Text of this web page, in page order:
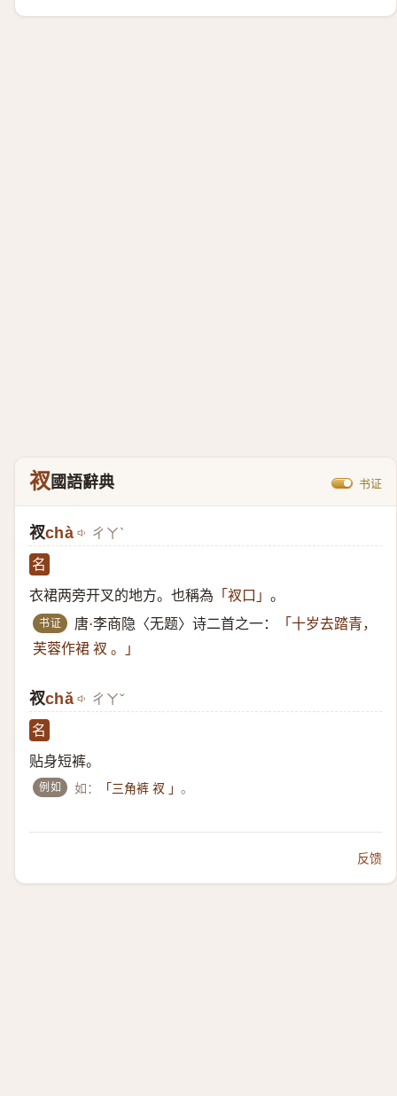
衩國語辭典 书证
衩chà ㄔㄚˋ
名
衣裙两旁开叉的地方。也稱為 「衩口」 。
书证 唐·李商隐〈无题〉诗二首之一：
「十岁去踏青，
芙蓉作裙 衩 。」
衩chǎ ㄔㄚˇ
名
贴身短裤。
例如 如： 「三角裤 衩 」。
反馈